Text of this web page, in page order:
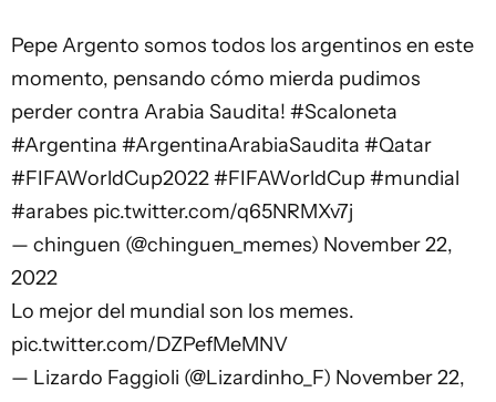
Pepe Argento somos todos los argentinos en este
momento, pensando cómo mierda pudimos
perder contra Arabia Saudita! #Scaloneta
#Argentina #ArgentinaArabiaSaudita #Qatar
#FIFAWorldCup2022#FIFAWorldCup#mundial
#arabes pic.twitter.com/q65NRMXv7j
— chinguen (@chinguen_memes) November 22,
2022
Lo mejor del mundial son los memes.
pic.twitter.com/DZPefMeMNV
— Lizardo Faggioli (@Lizardinho_F) November 22,